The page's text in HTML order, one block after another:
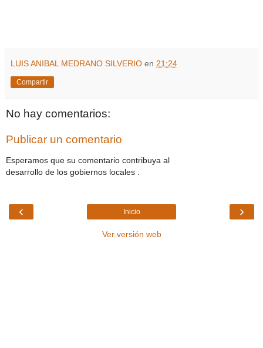
LUIS ANIBAL MEDRANO SILVERIO en 21:24
Compartir
No hay comentarios:
Publicar un comentario
Esperamos que su comentario contribuya al
desarrollo de los gobiernos locales .
‹ ›
Inicio
Ver versión web